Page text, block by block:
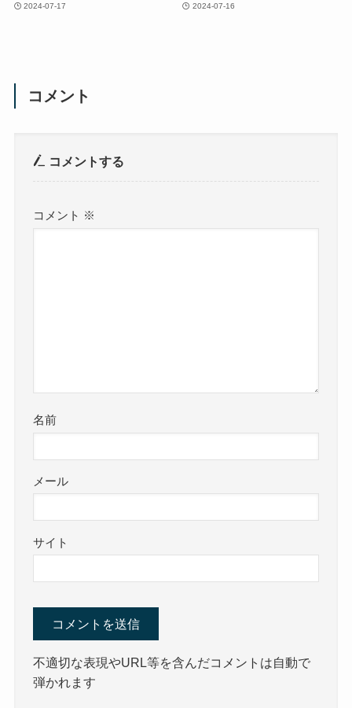
2024-07-17 2024-07-16
コメント
コメントする
コメント ※
名前
メール
サイト
不適切な表現やURL等を含んだコメントは自動で
弾かれます